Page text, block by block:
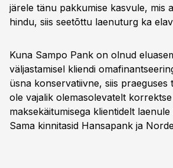
järele tänu pakkumise kasvule, mis
hindu, siis seetõttu laenuturg ka
Kuna Sampo Pank on olnud
väljastamisel kliendi
üsna konservatiivne, siis praeguses
ole vajalik olemasolevatelt korrektse
maksekäitumisega klientidelt
Sama kinnitasid Hansapank ja